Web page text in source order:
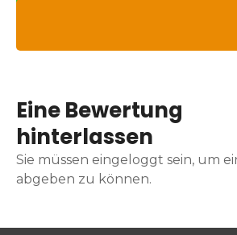
Eine Bewertung
hinterlassen
Sie müssen eingeloggt sein, um
abgeben zu können.